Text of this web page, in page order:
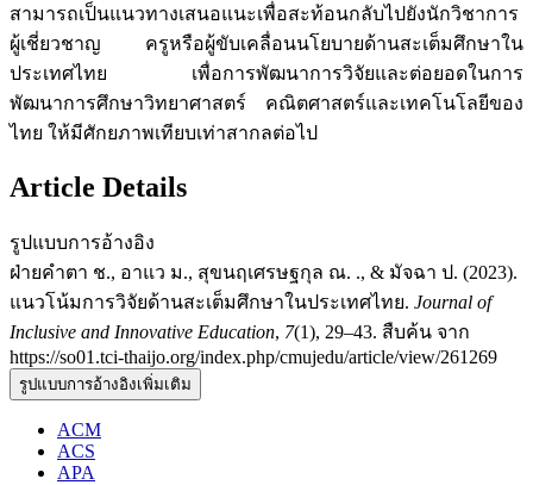
สามารถเป็นแนวทางเสนอแนะเพื่อสะท้อนกลับไปยังนักวิชาการ
ผู้เชี่ยวชาญ ครูหรือผู้ขับเคลื่อนนโยบายด้านสะเต็มศึกษาใน
ประเทศไทย เพื่อการพัฒนาการวิจัยและต่อยอดในการ
พัฒนาการศึกษาวิทยาศาสตร์ คณิตศาสตร์และเทคโนโลยีของ
ไทย ให้มีศักยภาพเทียบเท่าสากลต่อไป
Article Details
รูปแบบการอ้างอิง
ฝ่ายคำตา ช., อาแว ม., สุขนฤเศรษฐกุล ณ. ., & มัจฉา ป. (2023).
แนวโน้มการวิจัยด้านสะเต็มศึกษาในประเทศไทย. Journal of
Inclusive and Innovative Education, 7(1), 29–43. สืบค้น จาก
https://so01.tci-thaijo.org/index.php/cmujedu/article/view/261269
รูปแบบการอ้างอิงเพิ่มเติม
ACM
ACS
APA